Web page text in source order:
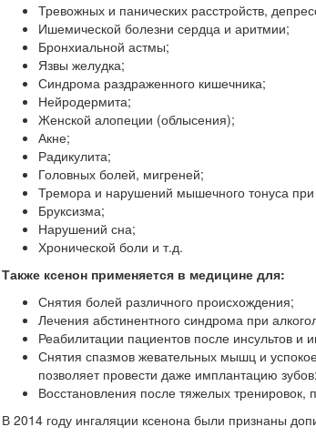
Тревожных и панических расстройств,
Ишемической болезни сердца и аритмии;
Бронхиальной астмы;
Язвы желудка;
Синдрома раздраженного кишечника;
Нейродермита;
Женской алопеции (облысения);
Акне;
Радикулита;
Головных болей, мигреней;
Тремора и нарушений мышечного тонуса
Бруксизма;
Нарушений сна;
Хронической боли и т.д.
Также ксенон применяется в медицине для:
Снятия болей различного происхождения;
Лечения абстинентного синдрома при
Реабилитации пациентов после инсультов и
Снятия спазмов жевательных мышц и
позволяет провести даже имплантацию зубов;
Восстановления после тяжелых тренировок,
В 2014 году ингаляции ксенона были признаны